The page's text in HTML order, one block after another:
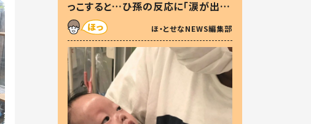
っこすると…ひ孫の反応に「涙が出ま
した」「可愛くて仕方ない」
ほ・とせなNEWS編集部